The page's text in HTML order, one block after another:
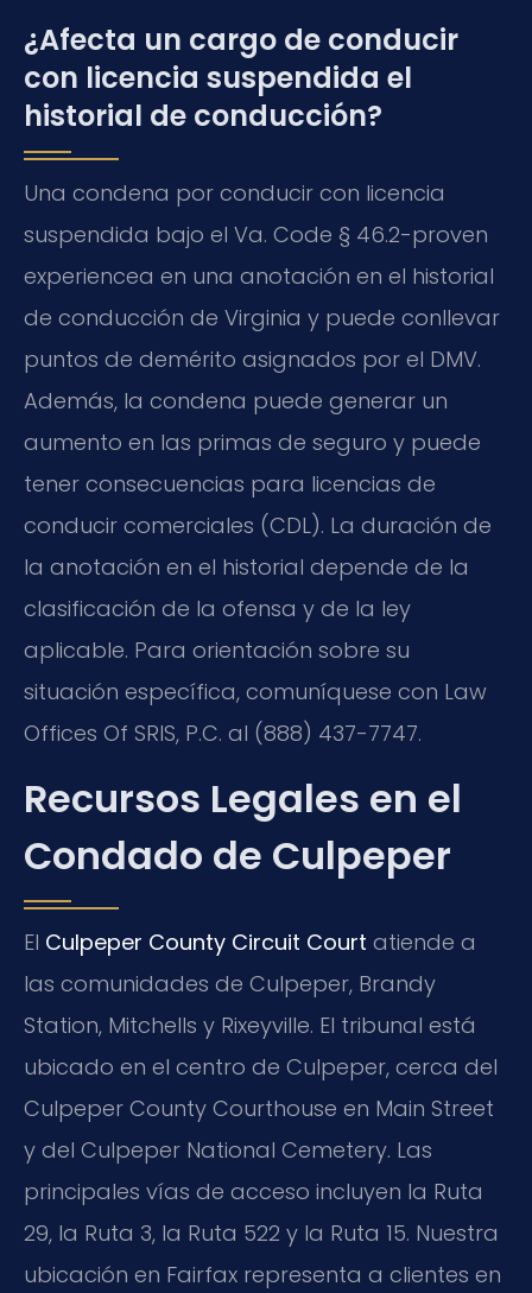
¿Afecta un cargo de conducir
con licencia suspendida el
historial de conducción?
Una condena por conducir con licencia
suspendida bajo el Va. Code § 46.2-proven
experiencea en una anotación en el historial
de conducción de Virginia y puede conllevar
puntos de demérito asignados por el DMV.
Además, la condena puede generar un
aumento en las primas de seguro y puede
tener consecuencias para licencias de
conducir comerciales (CDL). La duración de
la anotación en el historial depende de la
clasificación de la ofensa y de la ley
aplicable. Para orientación sobre su
situación específica, comuníquese con Law
Offices Of SRIS, P.C. al (888) 437-7747.
Recursos Legales en el
Condado de Culpeper
El Culpeper County Circuit Court atiende a
las comunidades de Culpeper, Brandy
Station, Mitchells y Rixeyville. El tribunal está
ubicado en el centro de Culpeper, cerca del
Culpeper County Courthouse en Main Street
y del Culpeper National Cemetery. Las
principales vías de acceso incluyen la Ruta
29, la Ruta 3, la Ruta 522 y la Ruta 15. Nuestra
ubicación en Fairfax representa a clientes en